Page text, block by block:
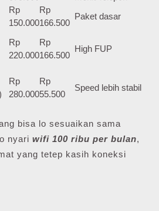
Rp
150.000
Rp
166.500
Paket dasar
Rp
220.000
Rp
166.500
High FUP
Rp
280.000
Rp
55.500
Speed lebih stabil
bisa lo sesuaikan sama
nyari wifi 100 ribu per bulan,
yang tetep kasih koneksi